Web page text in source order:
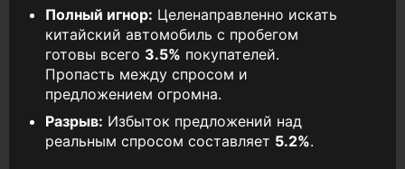
Полный игнор: Целенаправленно искать
китайский автомобиль с пробегом
готовы всего 3.5% покупателей.
Пропасть между спросом и
предложением огромна.
Разрыв: Избыток предложений над
реальным спросом составляет 5.2%.